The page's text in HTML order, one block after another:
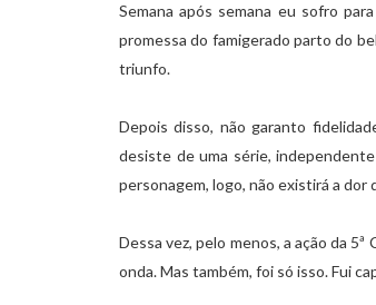
Semana após semana eu sofro
promessa do famigerado parto do
triunfo.
Depois disso, não garanto
desiste de uma série,
personagem, logo, não existirá a dor
Dessa vez, pelo menos, a ação da
onda. Mas também, foi só isso. Fui